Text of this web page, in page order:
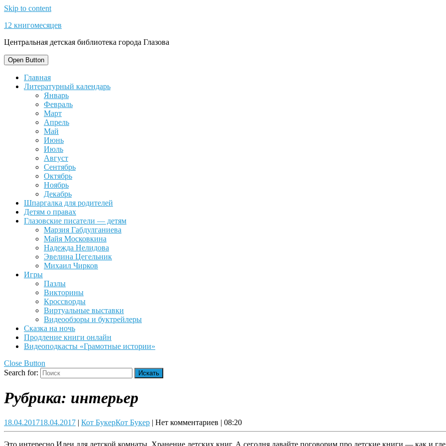
Skip to content
12 книгомесяцев
Центральная детская библиотека города Глазова
Open Button
Главная
Литературный календарь
Январь
Февраль
Март
Апрель
Май
Июнь
Июль
Август
Сентябрь
Октябрь
Ноябрь
Декабрь
Шпаргалка для родителей
Детям о правах
Глазовские писатели — детям
Марзия Габдулганиева
Майя Московкина
Надежда Нелидова
Эвелина Цегельник
Михаил Чирков
Игры
Пазлы
Викторины
Кроссворды
Виртуальные выставки
Видеообзоры и буктрейлеры
Сказка на ночь
Продление книги онлайн
Видеоподкасты «Грамотные истории»
Close Button
Search for:
Рубрика: интерьер
18.04.201718.04.2017 | Кот БукерКот Букер | Нет комментариев | 08:20
Это интересно Идеи для детской комнаты. Хранение детских книг. А сегодня давайте поговорим про детские книги — как и